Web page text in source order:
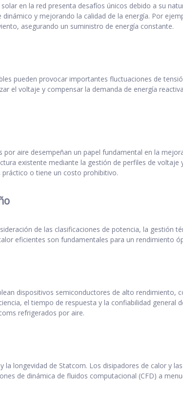
en la red presenta desafíos únicos debido a su
y mejorando la calidad de la energía. Por
asegurando un suministro de energía constante.
pueden provocar importantes fluctuaciones de
el voltaje y compensar la demanda de energía
aire desempeñan un papel fundamental en la
existente mediante la gestión de perfiles de voltaje
o tiene un costo prohibitivo.
de las clasificaciones de potencia, la gestión
eficientes son fundamentales para un rendimiento
dispositivos semiconductores de alto rendimiento,
el tiempo de respuesta y la confiabilidad general
refrigerados por aire.
longevidad de Statcom. Los disipadores de calor y
de dinámica de fluidos computacional (CFD) a